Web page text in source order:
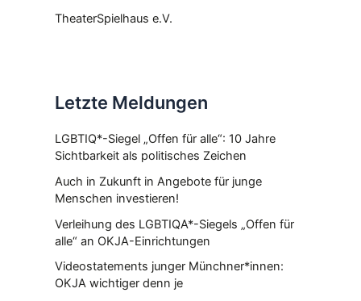
TheaterSpielhaus e.V.
Letzte Meldungen
LGBTIQ*-Siegel „Offen für alle“: 10 Jahre
Sichtbarkeit als politisches Zeichen
Auch in Zukunft in Angebote für junge
Menschen investieren!
Verleihung des LGBTIQA*-Siegels „Offen für
alle“ an OKJA-Einrichtungen
Videostatements junger Münchner*innen:
OKJA wichtiger denn je